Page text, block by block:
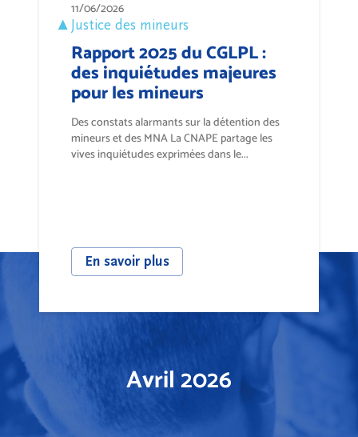
11/06/2026
Justice des mineurs
Rapport 2025 du CGLPL :
des inquiétudes majeures
pour les mineurs
Des constats alarmants sur la détention des
mineurs et des MNA La CNAPE partage les
vives inquiétudes exprimées dans le...
En savoir plus
Avril 2026